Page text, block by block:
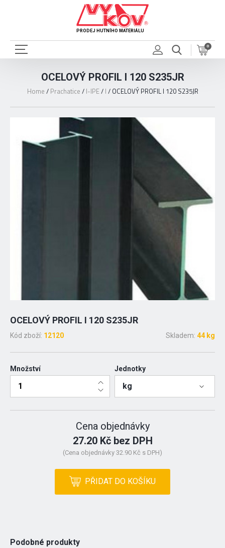
PRODEJ HUTNÍHO MATERIÁLU
0
OCELOVÝ PROFIL I 120 S235JR
Home / Prachatice / I-IPE/ I / OCELOVÝ PROFIL I 120 S235JR
OCELOVÝ PROFIL I 120 S235JR
Kód zboží: 12120 Skladem: 44 kg
Množství Jednotky
kg
Cena objednávky
27.20 Kč bez DPH
(Cena objednávky 32.90 Kč s DPH)
PŘIDAT DO KOŠÍKU
Podobné produkty